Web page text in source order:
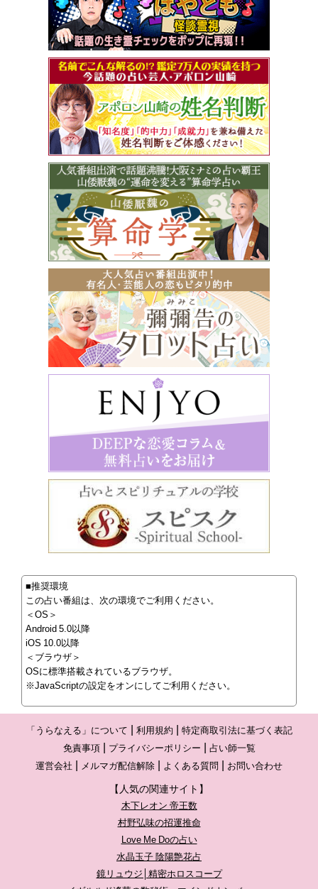
■推奨環境
この占い番組は、次の環境でご利用ください。
＜OS＞
Android 5.0以降
iOS 10.0以降
＜ブラウザ＞
OSに標準搭載されているブラウザ。
※JavaScriptの設定をオンにしてご利用ください。
「うらなえる」について 利用規約
特定商取引法に基づく表記
免責事項
プライバシーポリシー
占い師一覧
運営会社
メルマガ配信解除 よくある質問 お問い合わせ
【人気の関連サイト】
木下レオン 帝王数
村野弘味の招運推命
Love Me Doの占い
水晶玉子 陰陽艶花占
鏡リュウジ│精密ホロスコープ